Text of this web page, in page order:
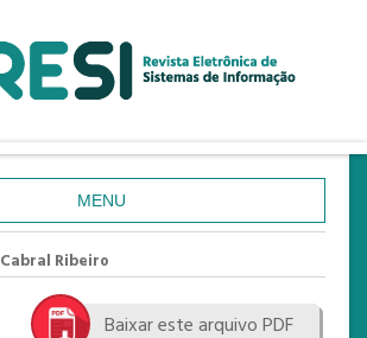
MENU
Cabral Ribeiro
Baixar este arquivo PDF